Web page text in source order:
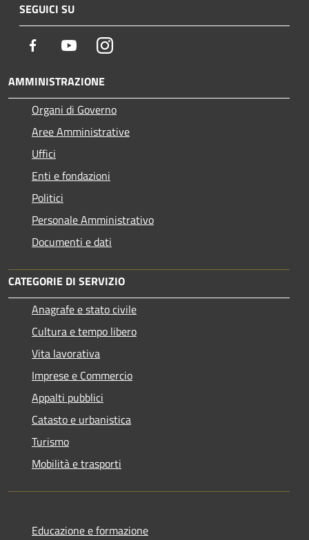
SEGUICI SU
Facebook YoutubeInstagram
AMMINISTRAZIONE
Organi di Governo
Aree Amministrative
Uffici
Enti e fondazioni
Politici
Personale Amministrativo
Documenti e dati
CATEGORIE DI SERVIZIO
Anagrafe e stato civile
Cultura e tempo libero
Vita lavorativa
Imprese e Commercio
Appalti pubblici
Catasto e urbanistica
Turismo
Mobilità e trasporti
Educazione e formazione